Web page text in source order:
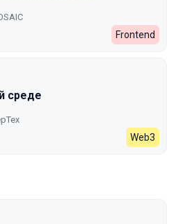
Frontend
среде
Web3